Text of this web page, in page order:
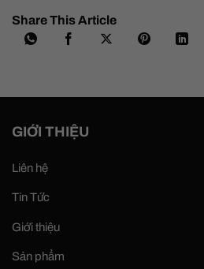
Share This Article
GIỚI THIỆU
Liên hệ
Tin Tức
Giới thiệu
Sản phẩm